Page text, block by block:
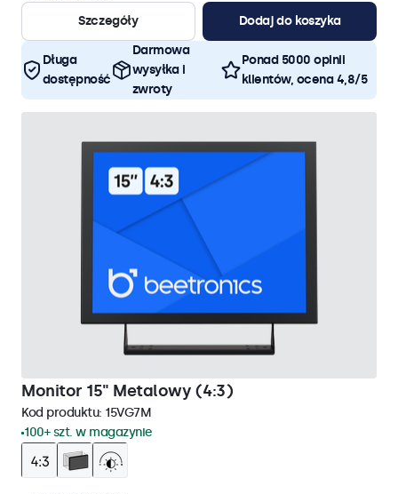
Szczegóły
Dodaj do koszyka
Długa
dostępność
Darmowa
wysyłka i
zwroty
Ponad 5000 opinii
klientów, ocena 4,8/5
Monitor 15" Metalowy (4:3)
Kod produktu: 15VG7M
100+ szt. w magazynie